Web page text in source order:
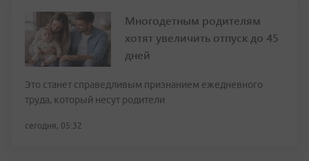
Многодетным родителям
хотят увеличить отпуск до 45
дней
Это станет справедливым признанием ежедневного
труда, который несут родители
сегодня, 05:32